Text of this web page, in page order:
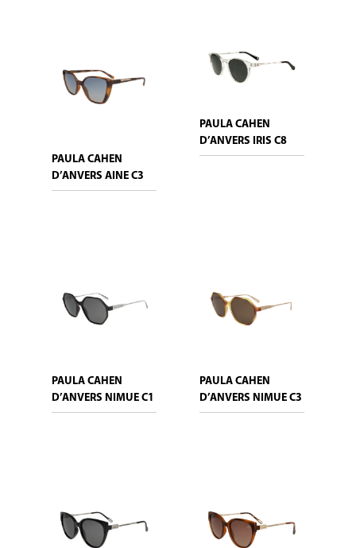
PAULA CAHEN
D’ANVERS AINE C3
PAULA CAHEN
D’ANVERS IRIS C8
PAULA CAHEN
D’ANVERS NIMUE C1
PAULA CAHEN
D’ANVERS NIMUE C3